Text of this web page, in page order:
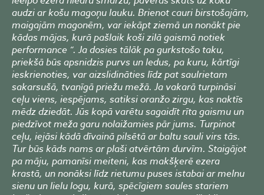
audzi ar košu magoņu lauku. Brienot cauri birstošajām,
maigajām magonēm, var iekāpt ziemā un nonākt pie
kādas mājas, kurā pašlaik koši zilā gaismā notiek
performance “. Ja dosies tālāk pa gurkstošo taku,
priekšā būs apsnidzis purvs un ledus, pa kuru, kārtīgi
ieskrienoties, var aizslidināties līdz pat saulrietam
sakarsušā, tvanīgā priežu mežā. Ja vakarā turpināsi
ceļu viens, iespējams, satiksi oranžo zirgu, kas naktīs
mēdz dziedāt. Jūs kopā varētu sagaidīt rīta gaismu un
piedzīvot meža garu nolaižamies pār jums. Turpinot
ceļu, iejāsi kādā dīvainā pilsētā ar baltu sauli virs tās.
Tur būs kāds nams ar plaši atvērtām durvīm. Staigājot
pa māju, pamanīsi meiteni, kas makšķerē ezera
krastā, un nonāksi līdz rietumu puses istabai ar melnu
sienu un lielu logu, kurā, spēcīgiem saules stariem